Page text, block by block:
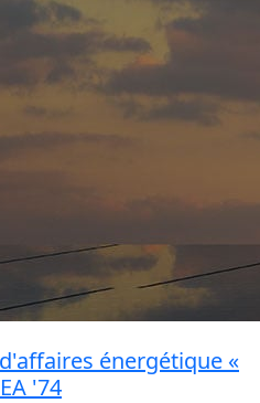
énergétique «
'74